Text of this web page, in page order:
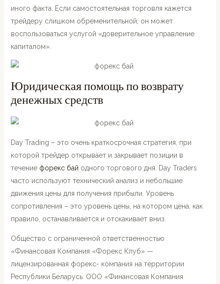
иного факта. Если самостоятельная торговля кажется
трейдеру слишком обременительной, он может
воспользоваться услугой «доверительное управление
капиталом».
Юридическая помощь по возврату
денежных средств
Day Trading – это очень краткосрочная стратегия, при
которой трейдер открывает и закрывает позиции в
течение форекс бай одного торгового дня. Day Traders
часто используют технический анализ и небольшие
движения цены для получения прибыли. Уровень
сопротивления – это уровень цены, на котором цена, как
правило, останавливается и отскакивает вниз.
Общество с ограниченной ответственностью
«Финансовая Компания «Форекс Клуб» —
лицензированная форекс- компания на территории
Республики Беларусь. ООО «Финансовая Компания